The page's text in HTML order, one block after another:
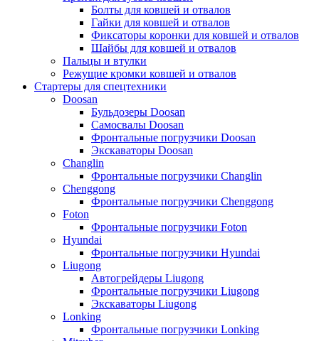
Болты для ковшей и отвалов
Гайки для ковшей и отвалов
Фиксаторы коронки для ковшей и отвалов
Шайбы для ковшей и отвалов
Пальцы и втулки
Режущие кромки ковшей и отвалов
Стартеры для спецтехники
Doosan
Бульдозеры Doosan
Самосвалы Doosan
Фронтальные погрузчики Doosan
Экскаваторы Doosan
Changlin
Фронтальные погрузчики Changlin
Chenggong
Фронтальные погрузчики Chenggong
Foton
Фронтальные погрузчики Foton
Hyundai
Фронтальные погрузчики Hyundai
Liugong
Автогрейдеры Liugong
Фронтальные погрузчики Liugong
Экскаваторы Liugong
Lonking
Фронтальные погрузчики Lonking